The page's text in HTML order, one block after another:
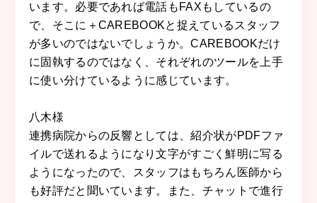
います。必要であれば電話もFAXもしているの
で、そこに＋CAREBOOKと捉えているスタッフ
が多いのではないでしょうか。CAREBOOKだけ
に固執するのではなく、それぞれのツールを上手
に使い分けているように感じています。
八木様
連携病院からの反響としては、紹介状がPDFファ
イルで送れるようになり文字がすごく鮮明に写る
ようになったので、スタッフはもちろん医師から
も好評だと聞いています。また、チャットで進行